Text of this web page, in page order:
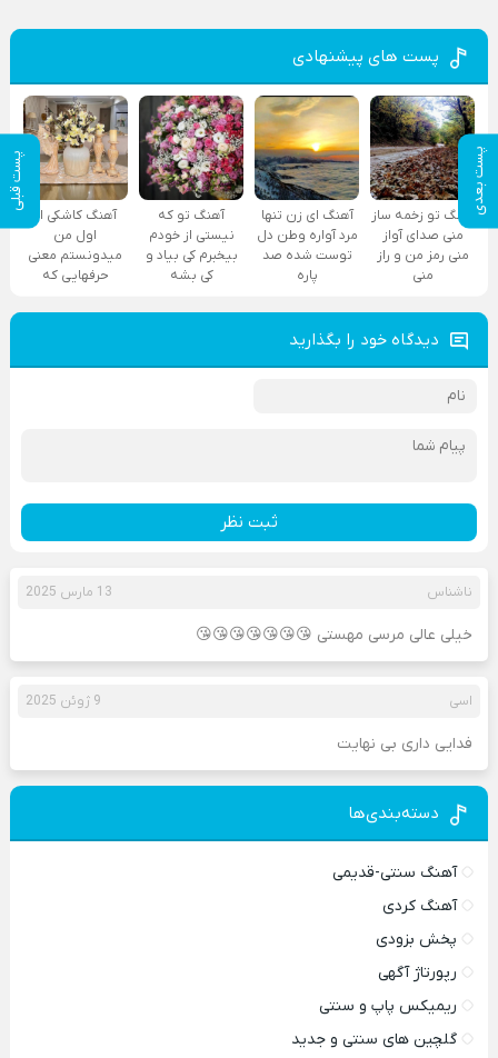
پست بعدی پست قبلی
پست های پیشنهادی
آهنگ تو زخمه ساز
منی صدای آواز
منی رمز من و راز
منی
آهنگ ای زن تنها
مرد آواره وطن دل
توست شده صد
پاره
آهنگ تو که
نیستی از خودم
بیخبرم کی بیاد و
کی بشه
آهنگ کاشکی از
اول من
میدونستم معنی
حرفهایی که
دیدگاه خود را بگذارید
ثبت نظر
ناشناس 13 مارس 2025
خیلی عالی مرسی مهستی 😘😘😘😘😘😘😘
اسی 9 ژوئن 2025
فدایی داری بی نهایت
دسته‌بندی‌ها
آهنگ سنتی-قدیمی
آهنگ کردی
پخش بزودی
رپورتاژ آگهی
ریمیکس پاپ و سنتی
گلچین های سنتی و جدید